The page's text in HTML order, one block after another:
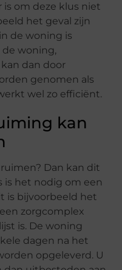
om deze klus niet
het geval zijn
de woning is
woning,
dan door
genomen als
wel zo efficiënt.
kan
Dan kan dit
is het nodig om een
is bijvoorbeeld het
zorgcomplex
is. De woning
dagen na het
opgeleverd. U